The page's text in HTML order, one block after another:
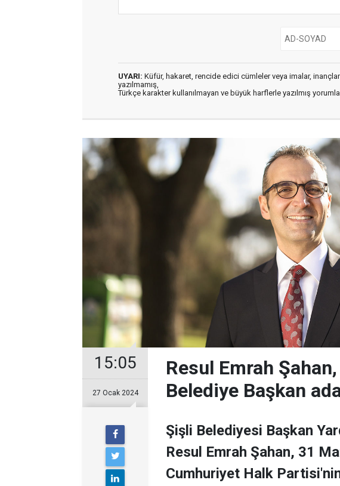
UYARI: Küfür, hakaret, rencide edici cümleler veya imalar,
yazılmamış,
Türkçe karakter kullanılmayan ve büyük harflerle yazılmış
15:05
27 Ocak 2024
Resul Emrah
Belediye Başkan
Şişli Belediyesi Başkan
Resul Emrah Şahan, 31
Cumhuriyet Halk